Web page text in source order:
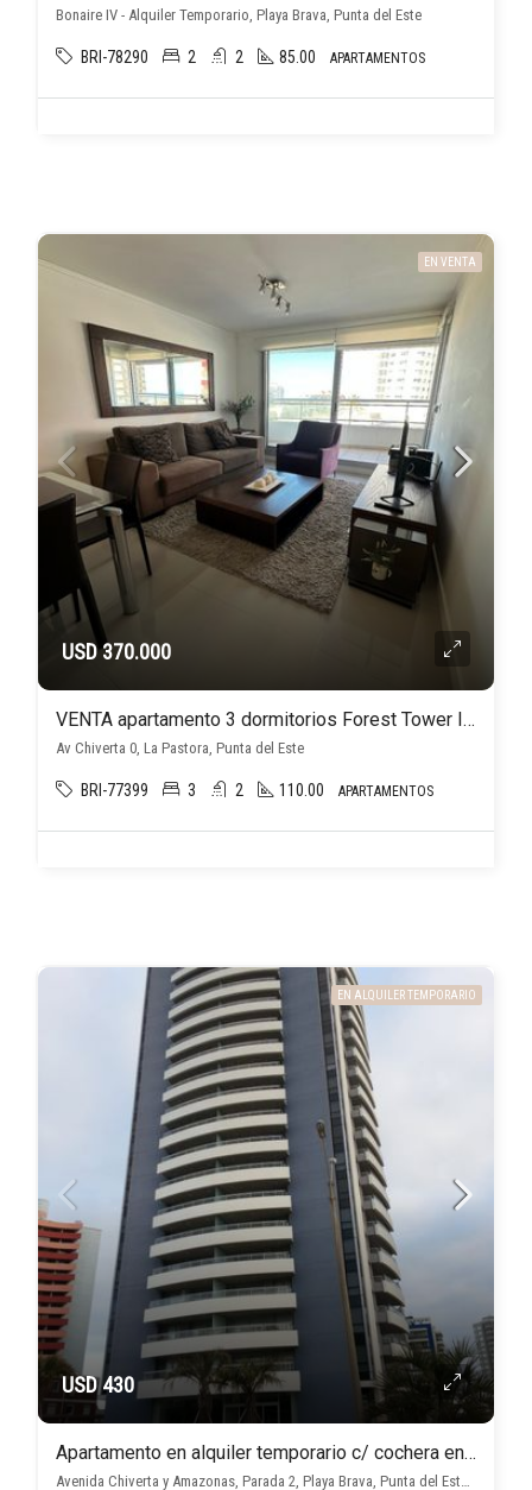
Bonaire IV - Alquiler Temporario, Playa Brava, Punta del Este
BRI-78290 2 2 85.00 APARTAMENTOS
EN VENTA
USD 370.000
VENTA apartamento 3 dormitorios Forest Tower II Punta del Este
Av Chiverta 0, La Pastora, Punta del Este
BRI-77399 3 2 110.00 APARTAMENTOS
EN ALQUILER TEMPORARIO
USD 430
Apartamento en alquiler temporario c/ cochera en Playa Brava
Avenida Chiverta y Amazonas, Parada 2, Playa Brava, Punta del Este, Maldonado, Uruguay, Playa Brava, Punta del Este